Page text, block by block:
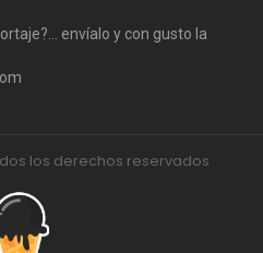
envíalo y con gusto la
los derechos reservados